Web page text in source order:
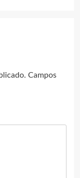
Campos